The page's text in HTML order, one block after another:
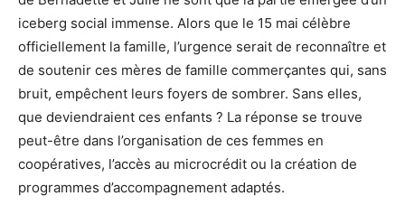
iceberg social immense. Alors que le 15 mai célèbre
officiellement la famille, l’urgence serait de reconnaître et
de soutenir ces mères de famille commerçantes qui, sans
bruit, empêchent leurs foyers de sombrer. Sans elles,
que deviendraient ces enfants ? La réponse se trouve
peut-être dans l’organisation de ces femmes en
coopératives, l’accès au microcrédit ou la création de
programmes d’accompagnement adaptés.